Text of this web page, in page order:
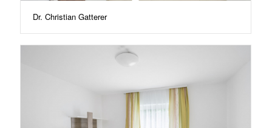
Dr. Christian Gatterer